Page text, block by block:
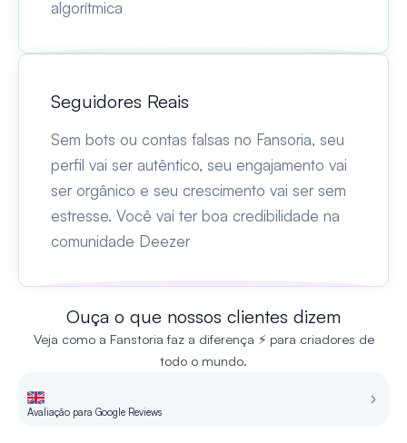
algorítmica
Seguidores Reais
Sem bots ou contas falsas no Fansoria, seu
perfil vai ser autêntico, seu engajamento vai
ser orgânico e seu crescimento vai ser sem
estresse. Você vai ter boa credibilidade na
comunidade Deezer
Ouça o que nossos clientes dizem
Veja como a Fanstoria faz a diferença ⚡ para criadores de
todo o mundo.
Avaliação para Google Reviews